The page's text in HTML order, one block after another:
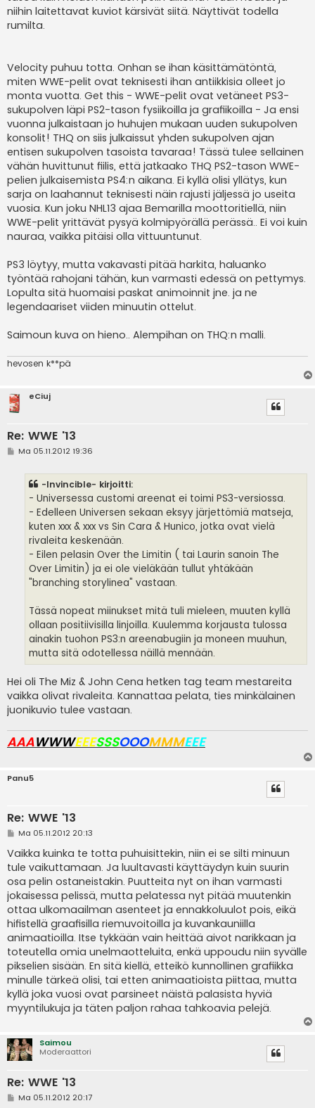
niihin laitettavat kuviot kärsivät siitä. Näyttivät todella
rumilta.
Velocity puhuu totta. Onhan se ihan käsittämätöntä,
miten WWE-pelit ovat teknisesti ihan antiikkisia olleet jo
monta vuotta. Get this - WWE-pelit ovat vetäneet PS3-
sukupolven läpi PS2-tason fysiikoilla ja grafiikoilla - Ja ensi
vuonna julkaistaan jo huhujen mukaan uuden sukupolven
konsolit! THQ on siis julkaissut yhden sukupolven ajan
entisen sukupolven tasoista tavaraa! Tässä tulee sellainen
vähän huvittunut fiilis, että jatkaako THQ PS2-tason WWE-
pelien julkaisemista PS4:n aikana. Ei kyllä olisi yllätys, kun
sarja on laahannut teknisesti näin rajusti jäljessä jo useita
vuosia. Kun joku NHL13 ajaa Bemarilla moottoritiellä, niin
WWE-pelit yrittävät pysyä kolmipyörällä perässä.. Ei voi kuin
nauraa, vaikka pitäisi olla vittuuntunut.
PS3 löytyy, mutta vakavasti pitää harkita, haluanko
työntää rahojani tähän, kun varmasti edessä on pettymys.
Lopulta sitä huomaisi paskat animoinnit jne. ja ne
legendaariset viiden minuutin ottelut.
Saimoun kuva on hieno.. Alempihan on THQ:n malli.
hevosen k**pä
eCiuj
Re: WWE '13
VMa 05.11.2012 19:36
-Invincible- kirjoitti:
- Universessa customi areenat ei toimi PS3-versiossa.
- Edelleen Universen sekaan eksyy järjettömiä matseja,
kuten xxx & xxx vs Sin Cara & Hunico, jotka ovat vielä
rivaleita keskenään.
- Eilen pelasin Over the Limitin ( tai Laurin sanoin The
Over Limitin) ja ei ole vieläkään tullut yhtäkään
"branching storylinea" vastaan.
Tässä nopeat miinukset mitä tuli mieleen, muuten kyllä
ollaan positiivisilla linjoilla. Kuulemma korjausta tulossa
ainakin tuohon PS3:n areenabugiin ja moneen muuhun,
mutta sitä odotellessa näillä mennään.
Hei oli The Miz & John Cena hetken tag team mestareita
vaikka olivat rivaleita. Kannattaa pelata, ties minkälainen
juonikuvio tulee vastaan.
AAAWWWEEESSSOOOMMMEEE
Panu5
Re: WWE '13
V
e
s
t
i
Ma 05.11.2012 20:13
Vaikka kuinka te totta puhuisittekin, niin ei se silti minuun
tule vaikuttamaan. Ja luultavasti käyttäydyn kuin suurin
osa pelin ostaneistakin. Puutteita nyt on ihan varmasti
jokaisessa pelissä, mutta pelatessa nyt pitää muutenkin
ottaa ulkomaailman asenteet ja ennakkoluulot pois, eikä
hifistellä graafisilla riemuvoitoilla ja kuvankauniilla
animaatioilla. Itse tykkään vain heittää aivot narikkaan ja
toteutella omia unelmaotteluita, enkä uppoudu niin syvälle
pikselien sisään. En sitä kiellä, etteikö kunnollinen grafiikka
minulle tärkeä olisi, tai etten animaatioista piittaa, mutta
kyllä joka vuosi ovat parsineet näistä palasista hyviä
myyntilukuja ja täten paljon rahaa tahkoavia pelejä.
Saimou
Moderaattori
Re: WWE '13
VMa 05.11.2012 20:17